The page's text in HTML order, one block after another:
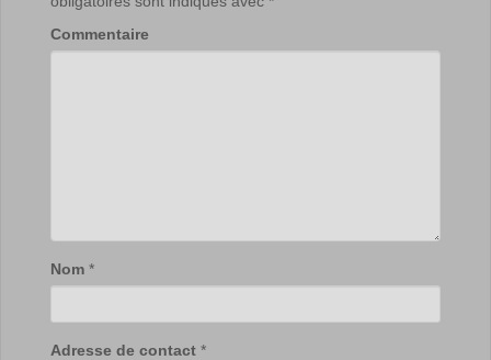
Commentaire
Nom *
Adresse de contact *